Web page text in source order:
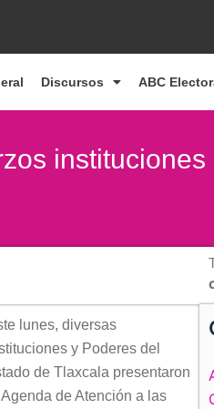
Discursos ABC
instituciones
lunes, diversas
y Poderes del
de Tlaxcala presentaron
Agenda de Atención a las